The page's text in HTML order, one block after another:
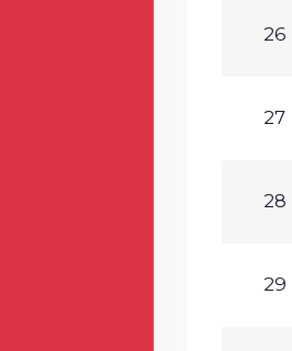
26
27
28
29